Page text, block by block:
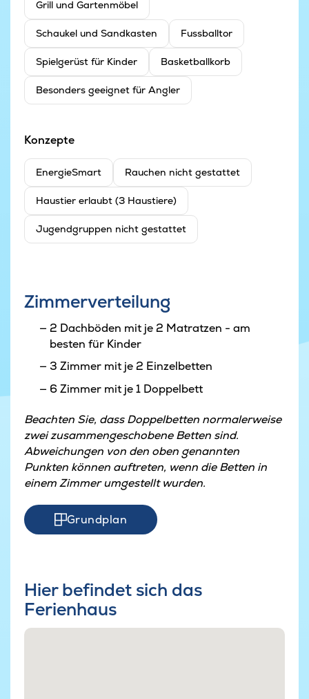
Grill und Gartenmöbel
Schaukel und Sandkasten Fussballtor
Spielgerüst für Kinder Basketballkorb
Besonders geeignet für Angler
Konzepte
EnergieSmart Rauchen nicht gestattet
Haustier erlaubt (3 Haustiere)
Jugendgruppen nicht gestattet
Zimmerverteilung
2 Dachböden mit je 2 Matratzen - am
besten für Kinder
3 Zimmer mit je 2 Einzelbetten
6 Zimmer mit je 1 Doppelbett
Beachten Sie, dass Doppelbetten normalerweise
zwei zusammengeschobene Betten sind.
Abweichungen von den oben genannten
Punkten können auftreten, wenn die Betten in
einem Zimmer umgestellt wurden.
Grundplan
Hier befindet sich das
Ferienhaus